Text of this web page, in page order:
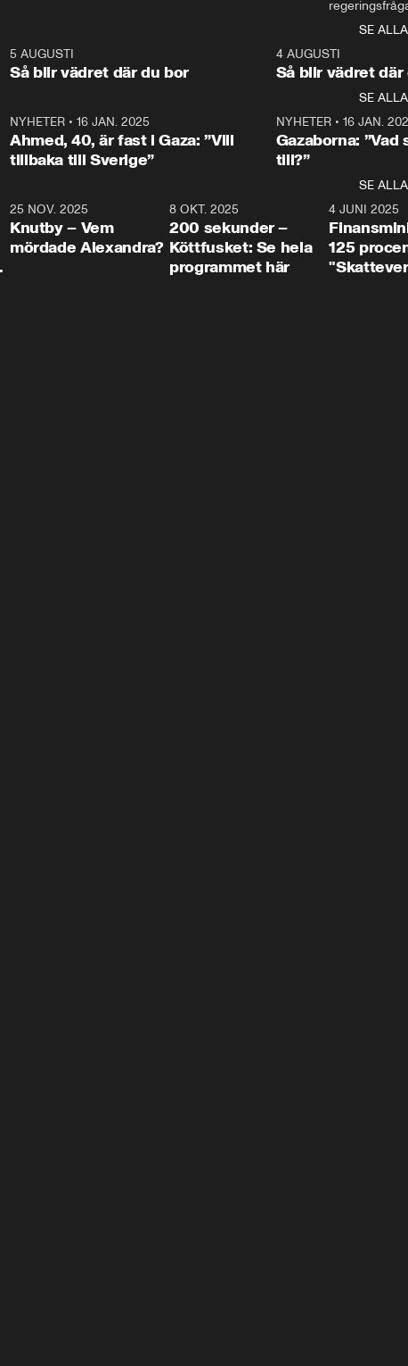
kommentator My
Rohwedder ställer
utbildnings- och
Mohamsson till svars.
Rohwedder ställer
statsminister Ulf Kristersson
centrum i
avsnittet av
Makten”. Se
Aftonbladets
Rohwedder
Thand Ring
SE ALLA
5 AUGUSTI
Så blir vädret där du bor
4 AUGUSTI
Så blir vädret där
SE ALLA
NYHETER• 16 JAN. 2025
Ahmed, 40, är fast i Gaza: ”Vill
tillbaka till Sverige”
NYHETER• 16 JAN.
Gazaborna:
till?”
SE ALLA
31:05
25 NOV. 2025
Knutby – Vem
mördade Alexandra?
4:29
8 OKT. 2025
200 sekunder –
Köttfusket: Se hela
programmet här
4 JUNI 2025
125